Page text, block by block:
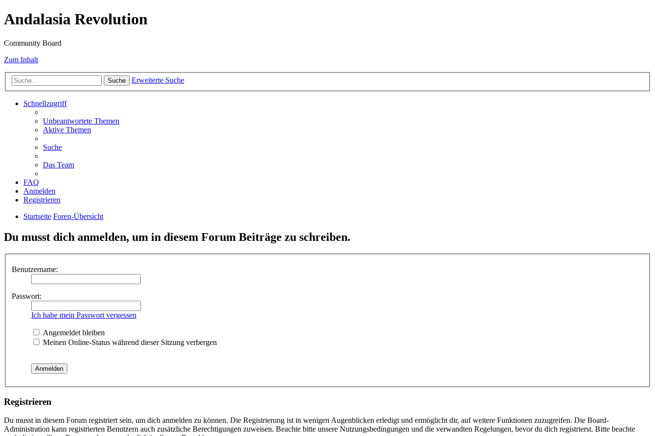
Andalasia Revolution
Community Board
Zum Inhalt
Suche Erweiterte Suche
Schnellzugriff
Unbeantwortete Themen
Aktive Themen
Suche
Das Team
FAQ
Anmelden
Registrieren
Startseite Foren-Übersicht
Du musst dich anmelden, um in diesem Forum Beiträge zu schreiben.
Benutzername:
Passwort:
Ich habe mein Passwort vergessen
Angemeldet bleiben
Meinen Online-Status während dieser Sitzung verbergen
Registrieren
Du musst in diesem Forum registriert sein, um dich anmelden zu können. Die Registrierung ist in wenigen Augenblicken erledigt und ermöglicht dir, auf weitere Funktionen zuzugreifen. Die Board-
Administration kann registrierten Benutzern auch zusätzliche Berechtigungen zuweisen. Beachte bitte unsere Nutzungsbedingungen und die verwandten Regelungen, bevor du dich registrierst. Bitte beachte